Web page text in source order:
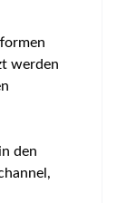
werden
den